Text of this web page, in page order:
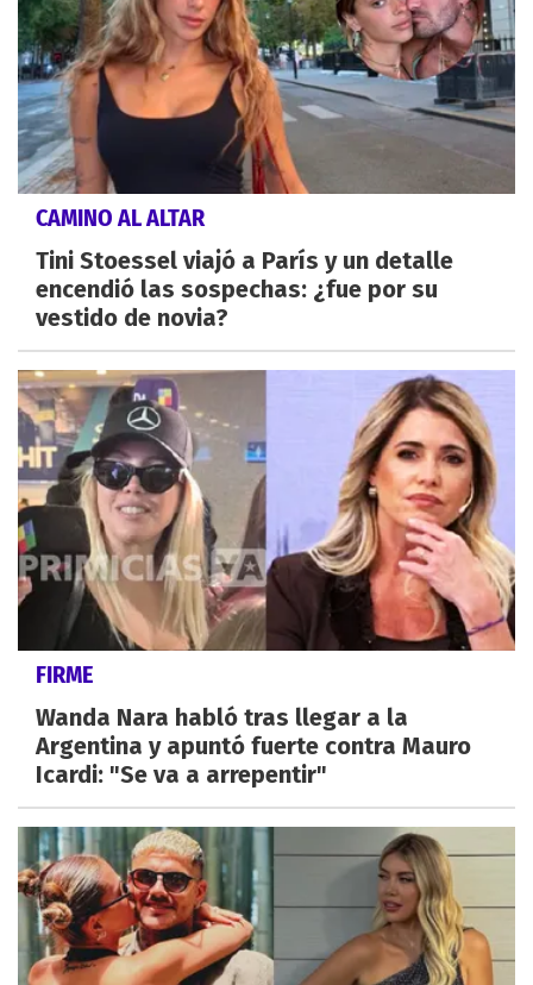
CAMINO AL ALTAR
Tini Stoessel viajó a París y un detalle
encendió las sospechas: ¿fue por su
vestido de novia?
FIRME
Wanda Nara habló tras llegar a la
Argentina y apuntó fuerte contra Mauro
Icardi: "Se va a arrepentir"